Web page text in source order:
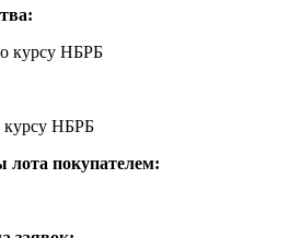
курсу НБРБ
курсу НБРБ
лота покупателем: